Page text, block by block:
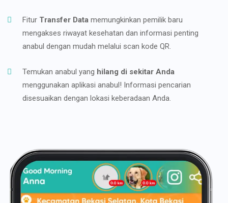
Fitur Transfer Data memungkinkan pemilik baru
mengakses riwayat kesehatan dan informasi penting
anabul dengan mudah melalui scan kode QR.
Temukan anabul yang hilang di sekitar Anda
menggunakan aplikasi anabul! Informasi pencarian
disesuaikan dengan lokasi keberadaan Anda.